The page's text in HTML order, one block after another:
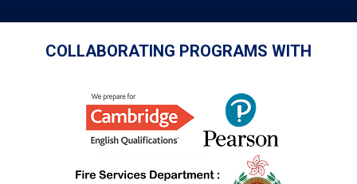
COLLABORATING PROGRAMS WITH